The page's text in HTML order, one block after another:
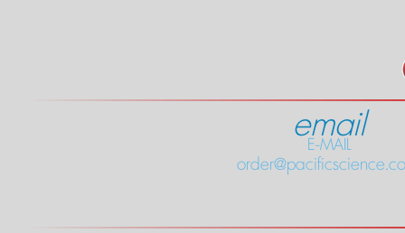
email
E-MAIL